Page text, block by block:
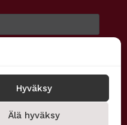
Hyväksy
Älä hyväksy